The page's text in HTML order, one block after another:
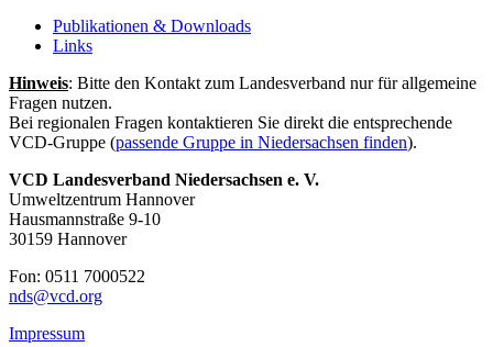
Publikationen & Downloads
Links
Hinweis: Bitte den Kontakt zum Landesverband nur für allgemeine
Fragen nutzen.
Bei regionalen Fragen kontaktieren Sie direkt die entsprechende
VCD-Gruppe (passende Gruppe in Niedersachsen finden).
VCD Landesverband Niedersachsen e. V.
Umweltzentrum Hannover
Hausmannstraße 9-10
30159 Hannover
Fon: 0511 7000522
nds@vcd.org
Impressum